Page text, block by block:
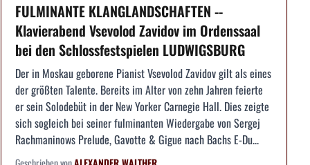
FULMINANTE KLANGLANDSCHAFTEN --
Klavierabend Vsevolod Zavidov im Ordenssaal
bei den Schlossfestspielen LUDWIGSBURG
Der in Moskau geborene Pianist Vsevolod Zavidov gilt als eines
der größten Talente. Bereits im Alter von zehn Jahren feierte
er sein Solodebüt in der New Yorker Carnegie Hall. Dies zeigte
sich sogleich bei seiner fulminanten Wiedergabe von Sergej
Rachmaninows Prelude, Gavotte & Gigue nach Bachs E-Du...